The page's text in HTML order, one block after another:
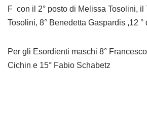
F con il 2° posto di Melissa Tosolini, il
Tosolini, 8° Benedetta Gaspardis ,12
Per gli Esordienti maschi 8°
Cichin e 15° Fabio Schabetz